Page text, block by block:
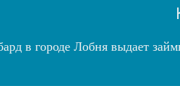
в городе Лобня выдает